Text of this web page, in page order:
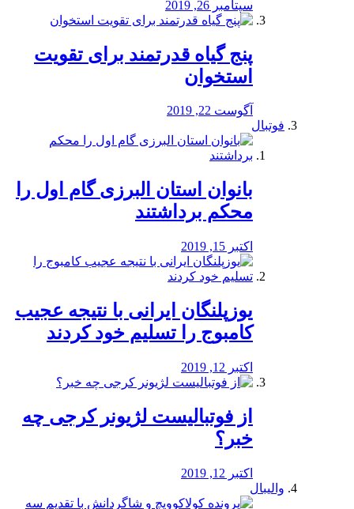
سپتامبر 26, 2019
پنج گیاه قدرتمند برای تقویت
استخوان
آگوست 22, 2019
فوتبال
بانوان استان البرزی گام اول را
محكم برداشتند
اکتبر 15, 2019
یوزپلنگان ایرانی با نتیجه عجیب
کامبوج را تسلیم خود کردند
اکتبر 12, 2019
از فوتبالیست لژیونر کرجی چه
خبر؟
اکتبر 12, 2019
والیبال